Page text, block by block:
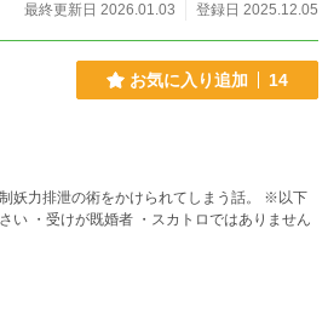
最終更新日 2026.01.03
登録日 2025.12.05
お気に入り追加 14
排泄の術をかけられてしまう話。 ※以下
い ・受けが既婚者 ・スカトロではありません